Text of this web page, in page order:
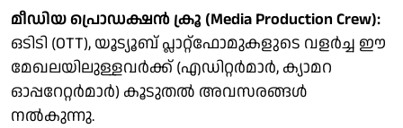
മീഡിയ പ്രൊഡക്ഷൻ ക്രൂ (Media Production Crew):
ഒടിടി (OTT), യൂട്യൂബ് പ്ലാറ്റ്‌ഫോമുകളുടെ വളർച്ച ഈ
മേഖലയിലുള്ളവർക്ക് (എഡിറ്റർമാർ, ക്യാമറ
ഓപ്പറേറ്റർമാർ) കൂടുതൽ അവസരങ്ങൾ
നൽകുന്നു.